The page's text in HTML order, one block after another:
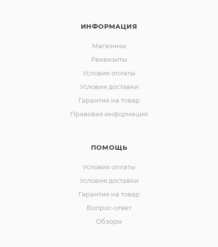
ИНФОРМАЦИЯ
Магазины
Реквизиты
Условия оплаты
Условия доставки
Гарантия на товар
Правовая информация
ПОМОЩЬ
Условия оплаты
Условия доставки
Гарантия на товар
Вопрос-ответ
Обзоры